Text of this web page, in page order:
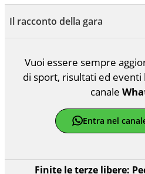
Il racconto della gara
Finite le terze libere:
Vuoi essere sempre
di sport, risultati ed eventi
canale
Entra nel